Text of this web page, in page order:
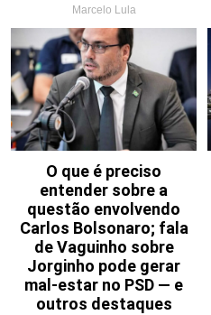
Marcelo Lula
O que é preciso
entender sobre a
questão envolvendo
Carlos Bolsonaro; fala
de Vaguinho sobre
Jorginho pode gerar
mal-estar no PSD — e
outros destaques